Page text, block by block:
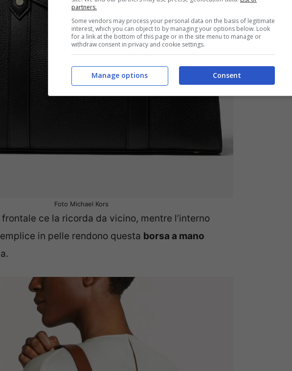
Foto Michael Kors
ce la ricorda da vicino, mentre l’interno
in pelle rendono questa borsa a mano
partners.
Some vendors may process your personal data on the basis of legitimate
interest, which you can object to by managing your options below. Look
for a link at the bottom of this page or in the site menu to manage or
withdraw consent in privacy and cookie settings.
Consent
Manage options